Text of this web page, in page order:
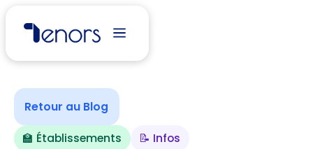
Retour au Blog
🏫 Établissements
📝 Infos